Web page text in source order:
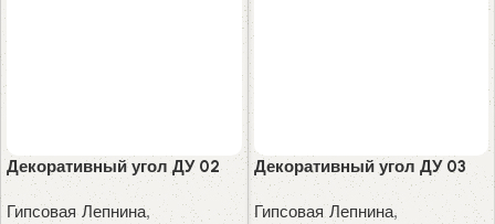
Декоративный угол ДУ 02
Гипсовая Лепнина,
Декоративный угол ДУ 03
Гипсовая Лепнина,